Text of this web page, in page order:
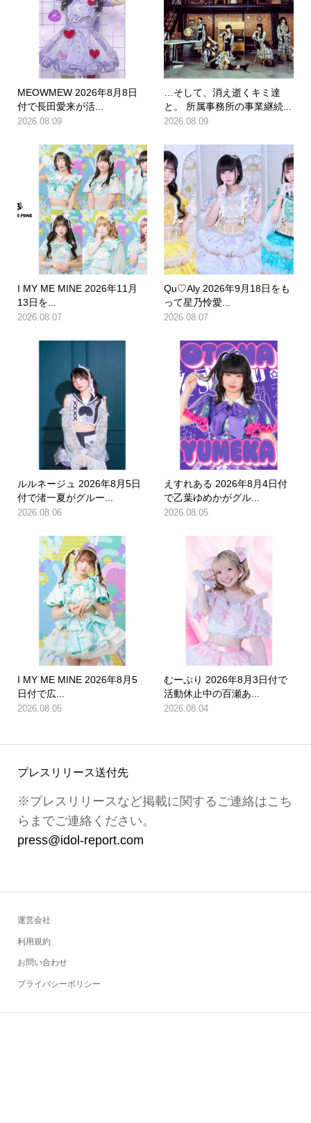
MEOWMEW 2026年8月8日
付で長田愛来が活...
2026.08.09
…そして、消え逝くキミ達
と。 所属事務所の事業継続...
2026.08.09
I MY ME MINE 2026年11月
13日を...
2026.08.07
Qu♡Aly 2026年9月18日をも
って星乃怜愛...
2026.08.07
ルルネージュ 2026年8月5日
付で渚一夏がグルー...
2026.08.06
えすれある 2026年8月4日付
で乙葉ゆめかがグル...
2026.08.05
I MY ME MINE 2026年8月5
日付で広...
2026.08.05
むーぷり 2026年8月3日付で
活動休止中の百瀬あ...
2026.08.04
プレスリリース送付先
※プレスリリースなど掲載に関するご連絡はこち
らまでご連絡ください。
press@idol-report.com
運営会社
利用規約
お問い合わせ
プライバシーポリシー